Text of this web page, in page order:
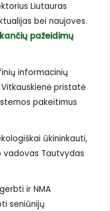
Liutauras
bei naujoves.
pažeidimų
informacinių
pristatė
pakeitimus
ūkininkauti,
vadovas Tautvydas
ir NMA
seniūnijų